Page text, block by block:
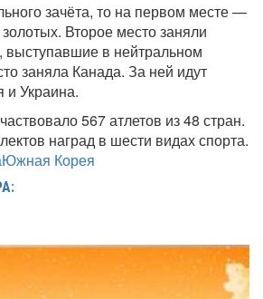
зачёта, то на первом месте —
Второе место заняли
выступавшие в нейтральном
заняла Канада. За ней идут
и Украина.
567 атлетов из 48 стран.
наград в шести видах спорта.
Южная Корея